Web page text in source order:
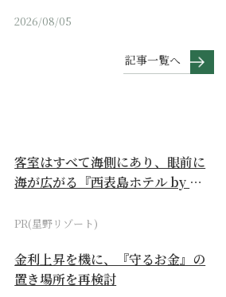
2026/08/05
記事一覧へ
客室はすべて海側にあり、眼前に
海が広がる『西表島ホテル by 星
PR(星野リゾート)
金利上昇を機に、『守るお金』の
置き場所を再検討